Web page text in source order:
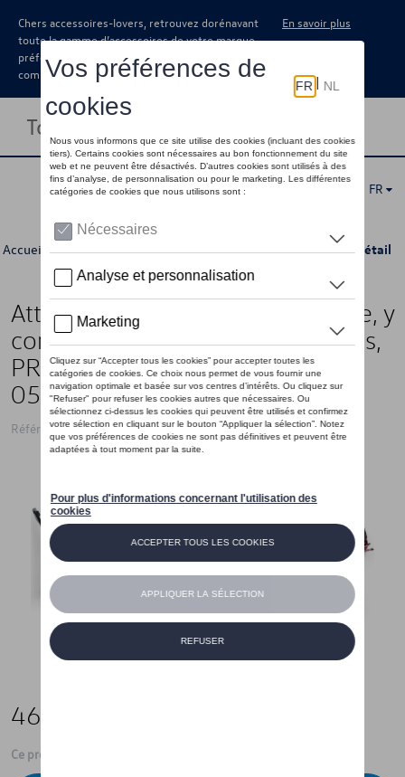
Chers accessoires-lovers, retrouvez dorénavant
toute la gamme d’accessoires de votre marque
préférée sous forme de catalogue à
commander auprès de votre concessionaire.
En savoir plus
Toggle navigation
FR
Accueil >Catalogue Volkswagen >Transport >Attelages > Détail
Attelage de remorquage (kit), Fixe, y
compris kit électrique, 13 broches,
PR:1D0, jusqu'à la semaine
05/2022
Référence: 5H9092103
469,00 €
Ce produit n'est actuellement pas de stock